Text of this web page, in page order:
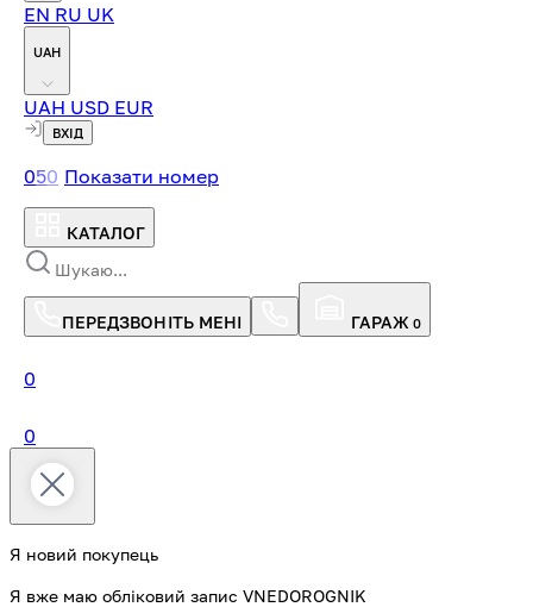
EN RU UK
UAH
UAH USD EUR
ВХІД
050 Показати номер
КАТАЛОГ
ПЕРЕДЗВОНІТЬ МЕНІ ГАРАЖ 0
0
0
Я новий покупець
Я вже маю обліковий запис VNEDOROGNIK